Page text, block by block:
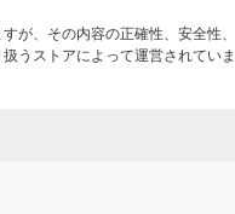
が、その内容の正確性、安全性
うストアによって運営されてい